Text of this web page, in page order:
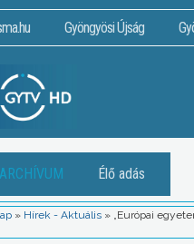
Gyöngyösi Újság
Élő adás
» Hírek - Aktuális » „Európai